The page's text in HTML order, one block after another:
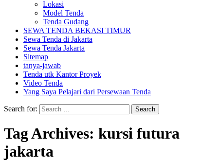
Lokasi
Model Tenda
Tenda Gudang
SEWA TENDA BEKASI TIMUR
Sewa Tenda di Jakarta
Sewa Tenda Jakarta
Sitemap
tanya-jawab
Tenda utk Kantor Proyek
Video Tenda
Yang Saya Pelajari dari Persewaan Tenda
Search for:
Tag Archives: kursi futura
jakarta